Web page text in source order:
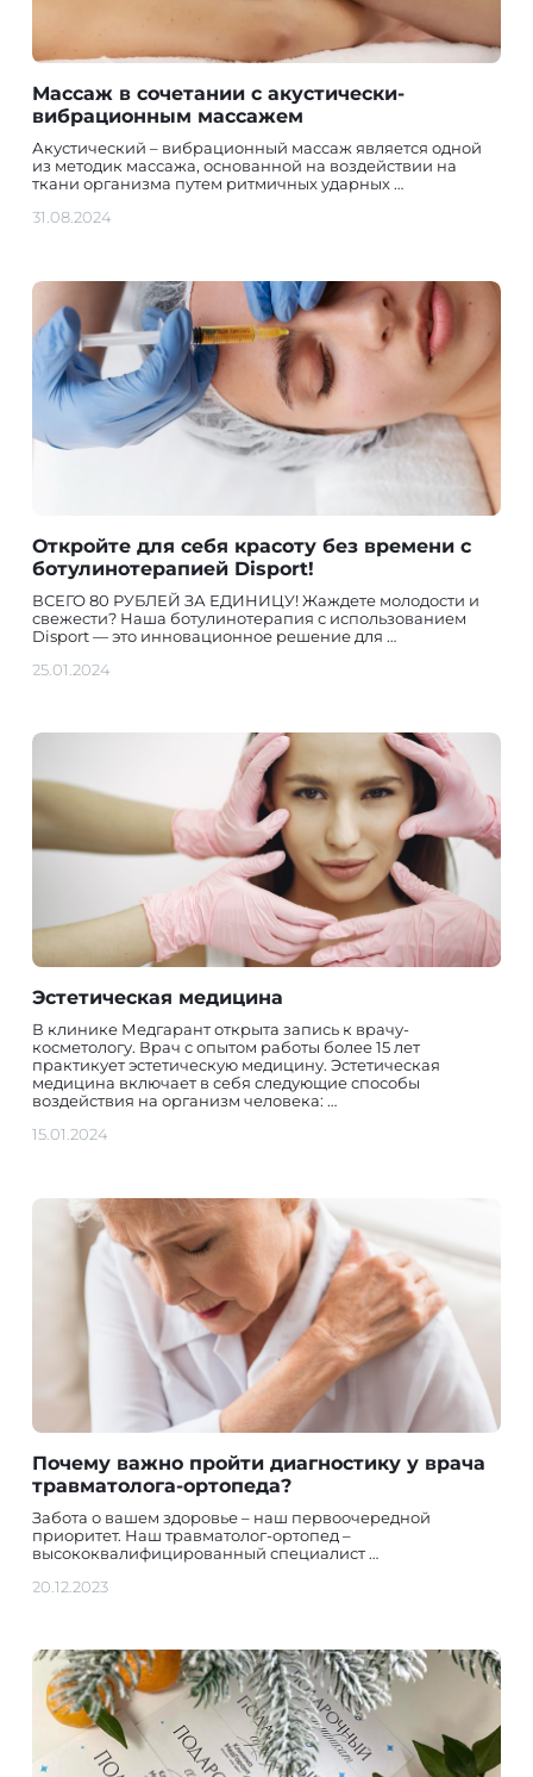
Массаж в сочетании с акустически-
вибрационным массажем
Акустический – вибрационный массаж является одной
из методик массажа, основанной на воздействии на
ткани организма путем ритмичных ударных …
31.08.2024
Откройте для себя красоту без времени с
ботулинотерапией Disport!
ВСЕГО 80 РУБЛЕЙ ЗА ЕДИНИЦУ! Жаждете молодости и
свежести? Наша ботулинотерапия с использованием
Disport — это инновационное решение для …
25.01.2024
Эстетическая медицина
В клинике Медгарант открыта запись к врачу-
косметологу. Врач с опытом работы более 15 лет
практикует эстетическую медицину. Эстетическая
медицина включает в себя следующие способы
воздействия на организм человека: …
15.01.2024
Почему важно пройти диагностику у врача
травматолога-ортопеда?
Забота о вашем здоровье – наш первоочередной
приоритет. Наш травматолог-ортопед –
высококвалифицированный специалист …
20.12.2023